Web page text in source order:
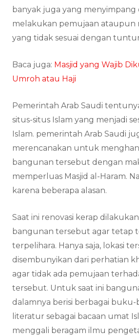
banyak juga yang menyimpang
melakukan pemujaan ataupun
yang tidak sesuai dengan
Baca juga: Masjid yang Wajib
Umroh atau Haji
Pemerintah Arab Saudi
situs-situs Islam yang menjadi
Islam. pemerintah Arab Saudi
merencanakan untuk
bangunan tersebut dengan
memperluas Masjid al-Haram.
karena beberapa alasan.
Saat ini renovasi kerap
bangunan tersebut agar tetap
terpelihara. Hanya saja, lokasi
disembunyikan dari perhatian
agar tidak ada pemujaan
tersebut. Untuk saat ini
dalamnya berisi berbagai
literatur sebagai bacaan umat
menggali beragam ilmu